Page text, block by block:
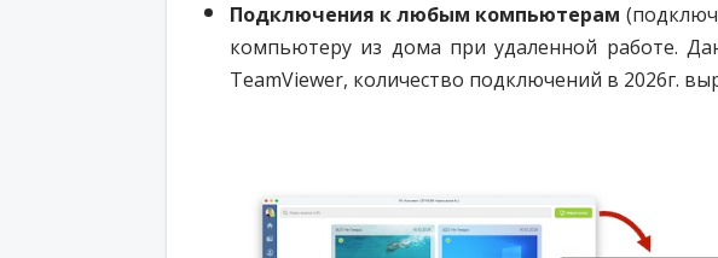
Подключения к любым компьютерам
компьютеру из дома при удаленной работе.
TeamViewer, количество подключений в 2026г.